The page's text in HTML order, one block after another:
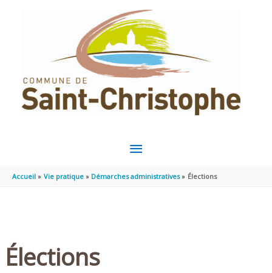
MENU
PRINCIPAL
Accueil Vie pratique Démarches administratives Élections
Élections